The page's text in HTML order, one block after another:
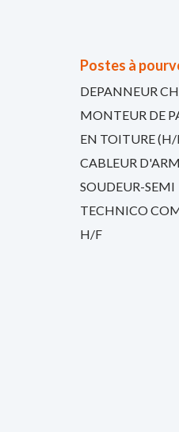
Postes à
DEPANNEUR
MONTEUR DE
EN TOITURE (H/
CABLEUR
SOUDEUR-SEMI
TECHNICO
H/F